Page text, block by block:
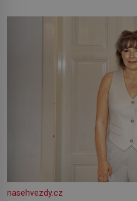
pokožky. Ohnivá znamení
nasehvezdy.cz